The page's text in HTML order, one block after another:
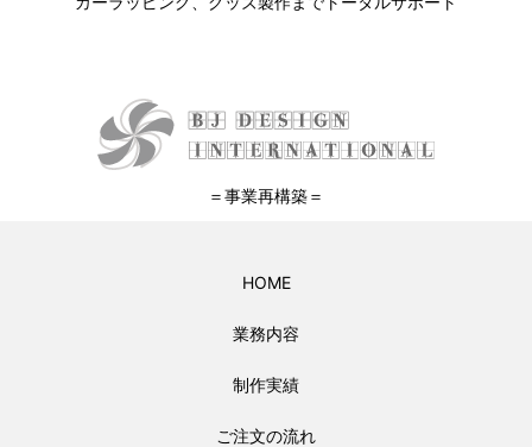
＝事業再構築＝
HOME
業務内容
制作実績
ご注文の流れ